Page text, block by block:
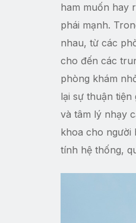
ham muốn hay
phái mạnh.
nhau, từ các
cho đến các
phòng khám
lại sự thuận
và tâm lý nhạy
khoa cho người
tính hệ thống,